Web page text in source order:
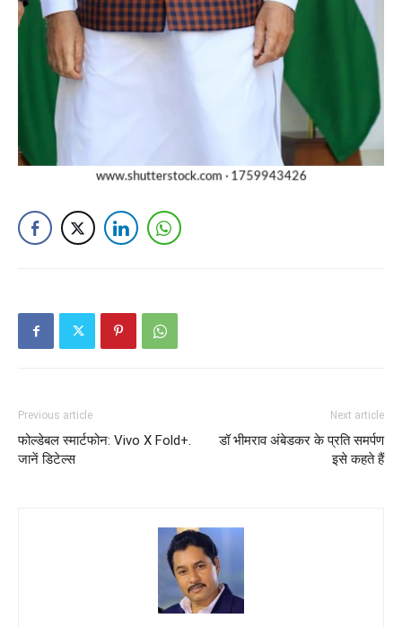
Previous article
फोल्डेबल स्मार्टफोन: Vivo X Fold+.
जानें डिटेल्स
Next article
डॉ भीमराव अंबेडकर के प्रति समर्पण
इसे कहते हैं